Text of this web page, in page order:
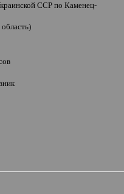
ССР по Каменец-